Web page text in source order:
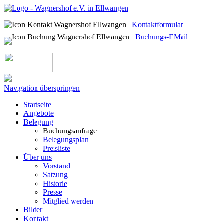
Kontaktformular
Buchungs-EMail
Navigation überspringen
Startseite
Angebote
Belegung
Buchungsanfrage
Belegungsplan
Preisliste
Über uns
Vorstand
Satzung
Historie
Presse
Mitglied werden
Bilder
Kontakt